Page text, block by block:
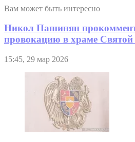
Вам может быть интересно
Никол Пашинян
провокацию в храме
15:45, 29 мар 2026